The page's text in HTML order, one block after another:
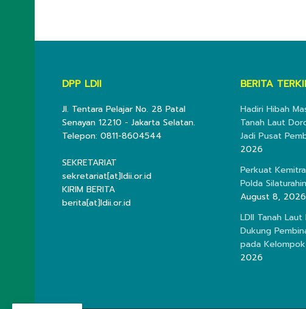
DPP LDII
Jl. Tentara Pelajar No. 28 Patal
Senayan 12210 - Jakarta Selatan.
Telepon: 0811-8604544
SEKRETARIAT
sekretariat[at]ldii.or.id
KIRIM BERITA
berita[at]ldii.or.id
BERITA
Hadiri Hibah
Tanah Laut
Jadi Pusat
2026
Perkuat
Polda
August 8, 2026
LDII Tanah
Dukung
pada
2026